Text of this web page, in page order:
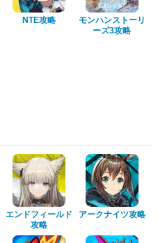
NTE攻略
モンハンストーリ
ーズ3攻略
エンドフィールド
攻略
アークナイツ攻略